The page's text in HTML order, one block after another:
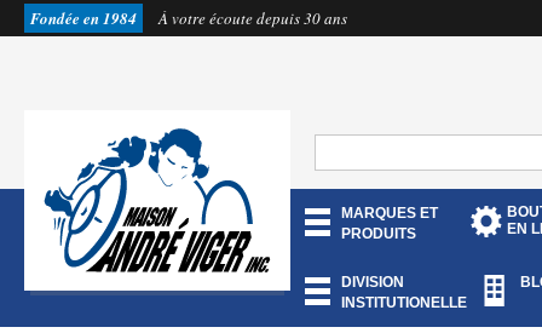
Fondée en 1984 À votre écoute depuis 30 ans
MARQUES ET
PRODUITS
EN
DIVISION
INSTITUTIONELLE